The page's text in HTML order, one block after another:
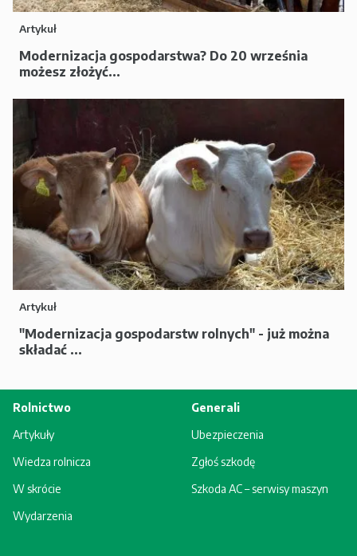
Artykuł
Modernizacja gospodarstwa? Do 20 września
możesz złożyć...
Artykuł
"Modernizacja gospodarstw rolnych" - już można
składać ...
Rolnictwo
Artykuły
Wiedza rolnicza
W skrócie
Wydarzenia
Generali
Ubezpieczenia
Zgłoś szkodę
Szkoda AC – serwisy maszyn